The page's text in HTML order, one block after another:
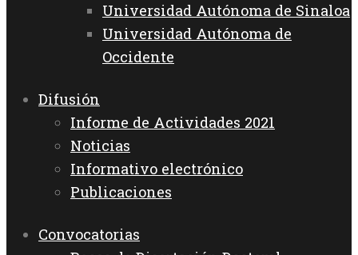
Universidad Autónoma de Sinaloa
Universidad Autónoma de
Occidente
Difusión
Informe de Actividades 2021
Noticias
Informativo electrónico
Publicaciones
Convocatorias